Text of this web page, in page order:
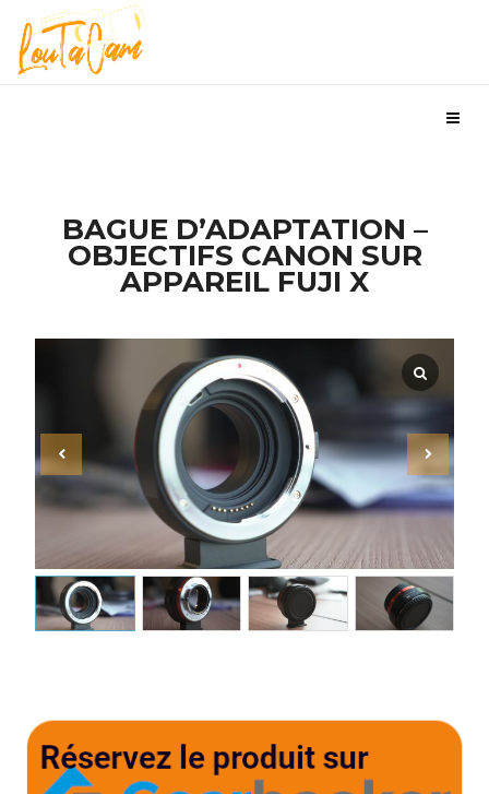
BAGUE D’ADAPTATION –
OBJECTIFS CANON SUR
APPAREIL FUJI X